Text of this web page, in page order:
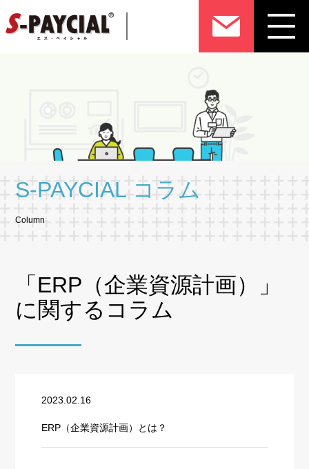
S-PAYCIAL コラム
Column
「ERP（企業資源計画）」
に関するコラム
2023.02.16
ERP（企業資源計画）とは？